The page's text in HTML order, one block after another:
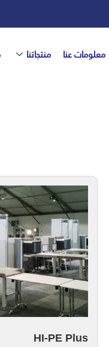
معلومات عنا منتجاتنا
HI-PE Plus